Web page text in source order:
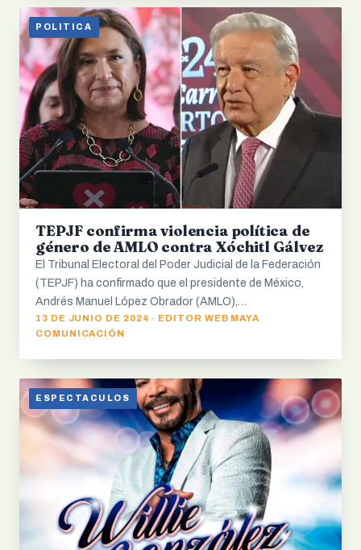
POLITICA
TEPJF confirma violencia política de
género de AMLO contra Xóchitl Gálvez
El Tribunal Electoral del Poder Judicial de la Federación
(TEPJF) ha confirmado que el presidente de México,
Andrés Manuel López Obrador (AMLO),…
13 DE JUNIO DE 2024 · EDITOR WEB MAYA
COMUNICACIÓN
ESPECTACULOS